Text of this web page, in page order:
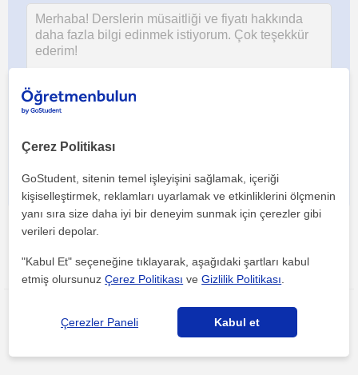
Her iki düğmeye tıklayarak,
Bu ilanı paylaş veya e-posta ile gönder
Çerez Politikası
GoStudent, sitenin temel işleyişini sağlamak, içeriği
kişiselleştirmek, reklamları uyarlamak ve etkinliklerini ölçmenin
yanı sıra size daha iyi bir deneyim sunmak için çerezler gibi
verileri depolar.
"Kabul Et" seçeneğine tıklayarak, aşağıdaki şartları kabul
etmiş olursunuzÇerez Politikası veGizlilik Politikası
Çerezler Paneli Kabul et